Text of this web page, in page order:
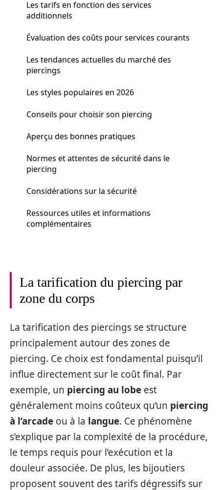
Les tarifs en fonction des services
additionnels
Évaluation des coûts pour services courants
Les tendances actuelles du marché des
piercings
Les styles populaires en 2026
Conseils pour choisir son piercing
Aperçu des bonnes pratiques
Normes et attentes de sécurité dans le
piercing
Considérations sur la sécurité
Ressources utiles et informations
complémentaires
La tarification du piercing par
zone du corps
La tarification des piercings se structure
principalement autour des zones de
piercing. Ce choix est fondamental puisqu’il
influe directement sur le coût final. Par
exemple, un piercing au lobe est
généralement moins coûteux qu’un piercing
à l’arcade ou à la langue. Ce phénomène
s’explique par la complexité de la procédure,
le temps requis pour l’exécution et la
douleur associée. De plus, les bijoutiers
proposent souvent des tarifs dégressifs sur